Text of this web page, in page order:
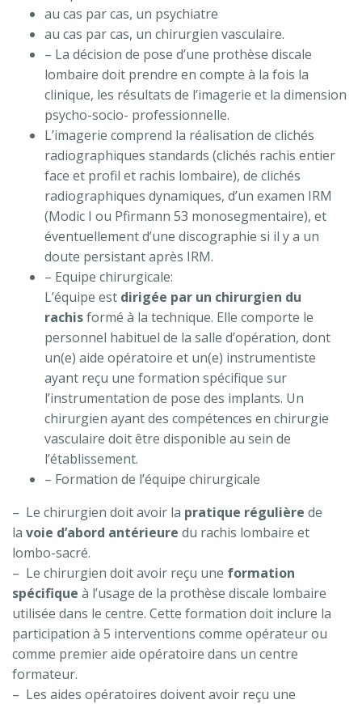
au cas par cas, un psychiatre
au cas par cas, un chirurgien vasculaire.
– La décision de pose d’une prothèse discale
lombaire doit prendre en compte à la fois la
clinique, les résultats de l’imagerie et la dimension
psycho-socio- professionnelle.
L’imagerie comprend la réalisation de clichés
radiographiques standards (clichés rachis entier
face et profil et rachis lombaire), de clichés
radiographiques dynamiques, d’un examen IRM
(Modic I ou Pfirmann 53 monosegmentaire), et
éventuellement d’une discographie si il y a un
doute persistant après IRM.
– Equipe chirurgicale:
L’équipe est dirigée par un chirurgien du
rachisformé à la technique. Elle comporte le
personnel habituel de la salle d’opération, dont
un(e) aide opératoire et un(e) instrumentiste
ayant reçu une formation spécifique sur
l’instrumentation de pose des implants. Un
chirurgien ayant des compétences en chirurgie
vasculaire doit être disponible au sein de
l’établissement.
– Formation de l’équipe chirurgicale
– Le chirurgien doit avoir la pratique régulière de
la voie d’abord antérieure du rachis lombaire et
lombo-sacré.
– Le chirurgien doit avoir reçu une formation
spécifique à l’usage de la prothèse discale lombaire
utilisée dans le centre. Cette formation doit inclure la
participation à 5 interventions comme opérateur ou
comme premier aide opératoire dans un centre
formateur.
– Les aides opératoires doivent avoir reçu une